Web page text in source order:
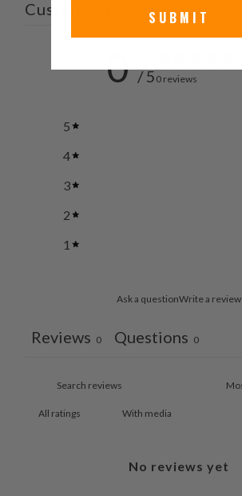
Customer reviews
0 / 50 reviews
5
4
3
2
1
Ask a questionWrite a review
Reviews 0 Questions 0
With media
No reviews yet
SUBMIT